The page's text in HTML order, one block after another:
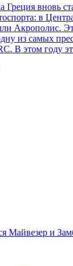
вновь
в
Акрополис.
из самых
В этом году
так и для
Майвезер и